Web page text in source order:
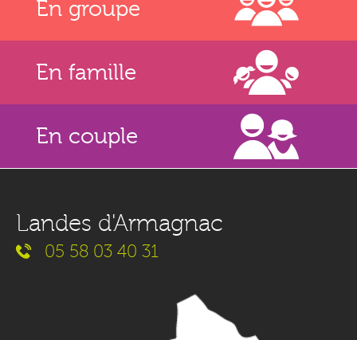
En groupe
En famille
En couple
Landes d'Armagnac
05 58 03 40 31